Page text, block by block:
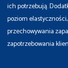
ich potrzebują.
poziom
przechowywania
zapotrzebowania